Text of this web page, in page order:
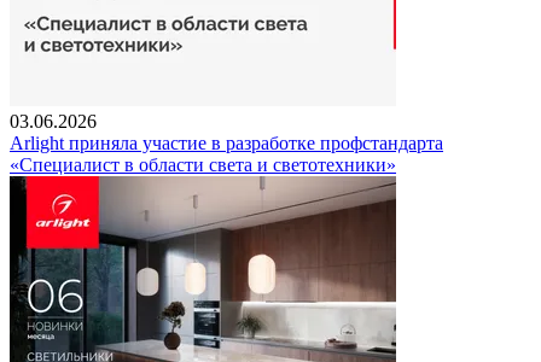
03.06.2026
Arlight приняла участие в разработке профстандарта
«Специалист в области света и светотехники»